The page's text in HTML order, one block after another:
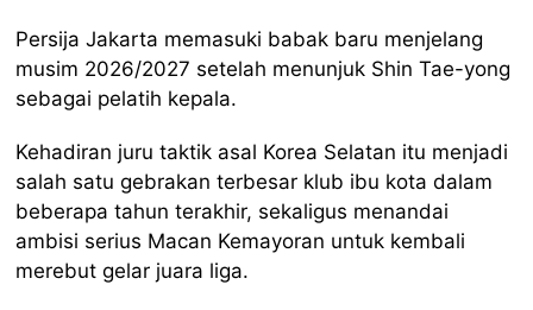
Persija Jakarta memasuki babak baru menjelang
musim 2026/2027 setelah menunjuk Shin Tae-yong
sebagai pelatih kepala.
Kehadiran juru taktik asal Korea Selatan itu menjadi
salah satu gebrakan terbesar klub ibu kota dalam
beberapa tahun terakhir, sekaligus menandai
ambisi serius Macan Kemayoran untuk kembali
merebut gelar juara liga.